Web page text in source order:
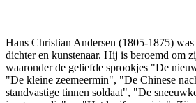
Hans Christian Andersen (1805-1875) was
dichter en kunstenaar. Hij is beroemd om
waaronder de geliefde sprookjes "De
"De kleine zeemeermin", "De Chinese
standvastige tinnen soldaat", "De